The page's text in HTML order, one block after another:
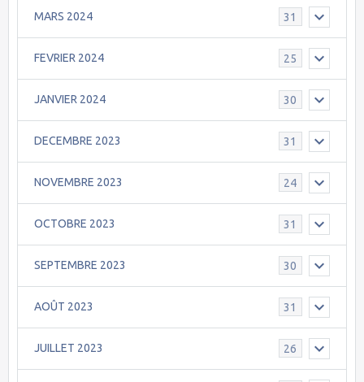
MARS 2024 31
FEVRIER 2024 25
JANVIER 2024 30
DECEMBRE 2023 31
NOVEMBRE 2023 24
OCTOBRE 2023 31
SEPTEMBRE 2023 30
AOÛT 2023 31
JUILLET 2023 26